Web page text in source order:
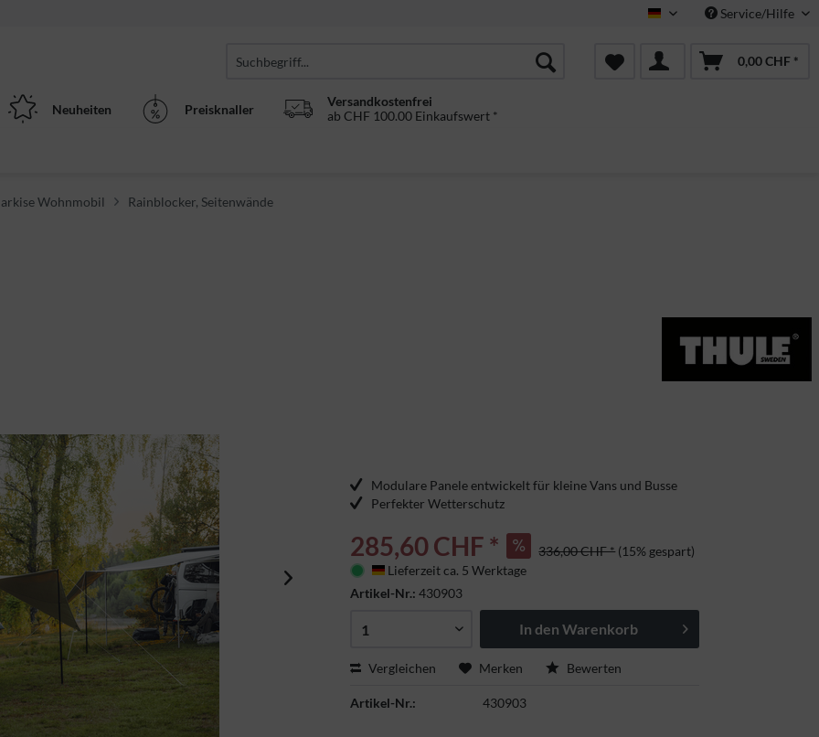
Deutsch Service/Hilfe
0,00 CHF *
Neuheiten Preisknaller
Versandkostenfrei
ab CHF 100.00 Einkaufswert *
Wohnmobil Rainblocker, Seitenwände
Modulare Panele entwickelt für kleine Vans und Busse
Perfekter Wetterschutz
285,60 CHF * 336,00 CHF * (15% gespart)
Deutschland
Lieferzeit ca. 5 Werktage
Artikel-Nr.:430903
In den Warenkorb
Vergleichen Merken Bewerten
Artikel-Nr.: 430903